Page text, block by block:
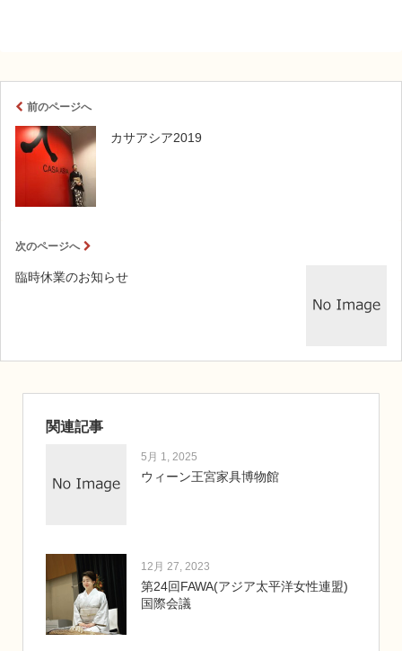
前のページへ
カサアシア2019
次のページへ
臨時休業のお知らせ
関連記事
5月 1, 2025
ウィーン王宮家具博物館
12月 27, 2023
第24回FAWA(アジア太平洋女性連盟)
国際会議